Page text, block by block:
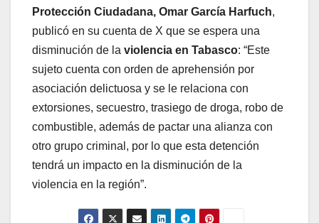
Protección Ciudadana, Omar García Harfuch,
publicó en su cuenta de X que se espera una
disminución de la violencia en Tabasco: “Este
sujeto cuenta con orden de aprehensión por
asociación delictuosa y se le relaciona con
extorsiones, secuestro, trasiego de droga, robo de
combustible, además de pactar una alianza con
otro grupo criminal, por lo que esta detención
tendrá un impacto en la disminución de la
violencia en la región”.